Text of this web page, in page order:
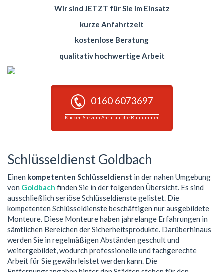
Wir sind JETZT für Sie im Einsatz
kurze Anfahrtzeit
kostenlose Beratung
qualitativ hochwertige Arbeit
0160 6073697
Klicken Sie zum Anruf auf die Rufnummer
Schlüsseldienst Goldbach
Einen kompetenten Schlüsseldienst in der nahen Umgebung
von Goldbach finden Sie in der folgenden Übersicht. Es sind
ausschließlich seriöse Schlüsseldienste gelistet. Die
kompetenten Schlüsseldienste beschäftigen nur ausgebildete
Monteure. Diese Monteure haben jahrelange Erfahrungen in
sämtlichen Bereichen der Sicherheitsprodukte. Darüberhinaus
werden Sie in regelmäßigen Abständen geschult und
weitergebildet, wodurch professionelle und fachgerechte
Arbeit für Sie gewährleistet werden kann. Die